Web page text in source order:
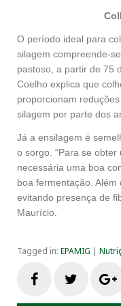
O período ideal para
silagem compreende-
pastoso, a partir de 75
Coelho explica que
proporcionam
silagem por parte dos
Já a ensilagem é
o sorgo. “Para se
necessária uma boa
boa fermentação.
evitando presença de
Maurício.
Tagged in: EPAMIG |
G